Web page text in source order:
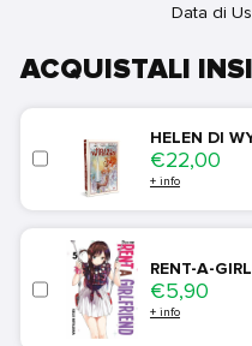
Data di
ACQUISTALI
HELEN DI
Price
€22,00
+ info
RENT-A-
Price
€5,90
+ info